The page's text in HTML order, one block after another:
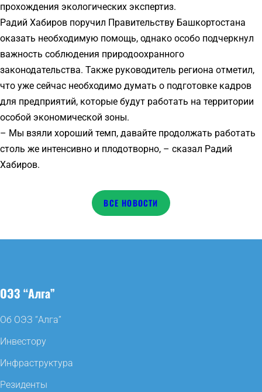
прохождения экологических экспертиз.
Радий Хабиров поручил Правительству Башкортостана
оказать необходимую помощь, однако особо подчеркнул
важность соблюдения природоохранного
законодательства. Также руководитель региона отметил,
что уже сейчас необходимо думать о подготовке кадров
для предприятий, которые будут работать на территории
особой экономической зоны.
– Мы взяли хороший темп, давайте продолжать работать
столь же интенсивно и плодотворно, – сказал Радий
Хабиров.
НОВОСТИ
ОЭЗ “Алга”
Об ОЭЗ “Алга”
Инвестору
Инфраструктура
Резиденты